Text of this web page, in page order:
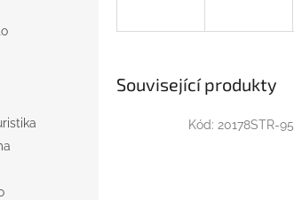
Související produkty
Kód: 20178STR-95